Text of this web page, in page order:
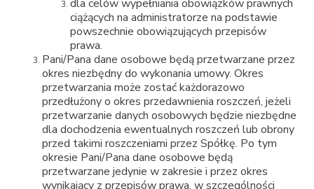
dla celów wypełniania obowiązków prawnych
ciążących na administratorze na podstawie
powszechnie obowiązujących przepisów
prawa.
Pani/Pana dane osobowe będą przetwarzane przez
okres niezbędny do wykonania umowy. Okres
przetwarzania może zostać każdorazowo
przedłużony o okres przedawnienia roszczeń, jeżeli
przetwarzanie danych osobowych będzie niezbędne
dla dochodzenia ewentualnych roszczeń lub obrony
przed takimi roszczeniami przez Spółkę. Po tym
okresie Pani/Pana dane osobowe będą
przetwarzane jedynie w zakresie i przez okres
wynikający z przepisów prawa, w szczególności